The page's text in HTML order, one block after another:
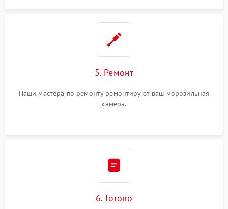
5. Ремонт
Наши мастера по ремонту ремонтируют ваш морозильная
камера.
6. Готово